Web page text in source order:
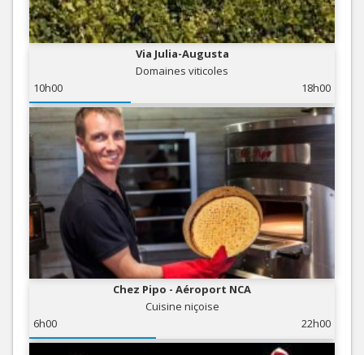
Via Julia-Augusta
Domaines viticoles
10h00
18h00
Chez Pipo - Aéroport NCA
Cuisine niçoise
6h00
22h00